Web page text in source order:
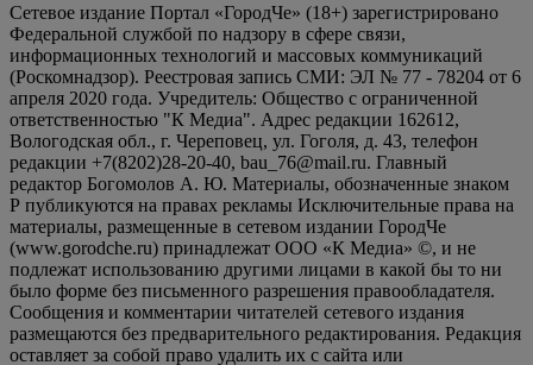
Сетевое издание Портал «ГородЧе» (18+) зарегистрировано
Федеральной службой по надзору в сфере связи,
информационных технологий и массовых коммуникаций
(Роскомнадзор). Реестровая запись СМИ: ЭЛ № 77 - 78204 от 6
апреля 2020 года. Учредитель: Общество с ограниченной
ответственностью "К Медиа". Адрес редакции 162612,
Вологодская обл., г. Череповец, ул. Гоголя, д. 43, телефон
редакции +7(8202)28-20-40, bau_76@mail.ru. Главный
редактор Богомолов А. Ю. Материалы, обозначенные знаком
Р публикуются на правах рекламы Исключительные права на
материалы, размещенные в сетевом издании ГородЧе
(www.gorodche.ru) принадлежат ООО «К Медиа» ©, и не
подлежат использованию другими лицами в какой бы то ни
было форме без письменного разрешения правообладателя.
Сообщения и комментарии читателей сетевого издания
размещаются без предварительного редактирования. Редакция
оставляет за собой право удалить их с сайта или